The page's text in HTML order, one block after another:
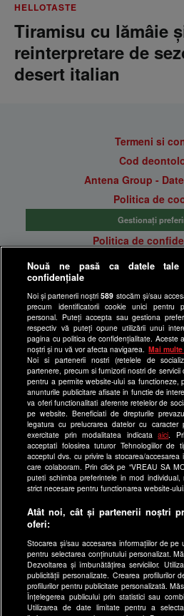
HELLOTASTE
Tiramisu cu lămâie
reinterpretare de
desert italian
Termeni si
Cod
Antena Group -
Politica de
Gestionați
Politica de
Anunturi gratuite pe
Program Happy
Echipa
Site-uri Antena
a1.ro
as.ro
catine.ro
chefi.ro
useit.ro
zutv.ro
Trends
Nouă ne pasă ca datele tale
confidențiale
Noi și partenerii noștri589 stocăm și/sau
precum identificatorii cookie unici pentru
personal. Puteți accepta sau gestiona
respectiv vă puteți opune utilizării unui
pagina cu politica de confidențialitate. Aceste
noștri și nu vă vor afecta navigarea.
Mai
Noi si partenerii nostri (retelele de
partenere, precum si furnizorii nostri de
pentru a permite website-ului sa functioneze,
anunturile publicitare afisate in functie de
va oferi functionalitati aferente retelelor de
pe website. Beneficiati de drepturile
legatura cu prelucrarea datelor cu
exercitate prin modalitatea indicataaici .
acceptati folosirea tuturor Tehnologiilor de
acceptul dvs. cu privire la stocarea/accesarea
care colaboram. Prin click pe “VREAU SA
puteti schimba preferintele in mod
strict necesare pentru functionarea website-ului.
Atât noi, cât și partenerii noștri
oferi:
Stocarea și/sau accesarea informațiilor de pe
pentru selectarea conținutului personalizat.
Dezvoltarea și îmbunătățirea serviciilor.
publicității personalizate. Crearea profilurilor
profilurilor pentru publicitate personalizată.
Înțelegerea publicului prin statistici sau
Utilizarea de date limitate pentru a